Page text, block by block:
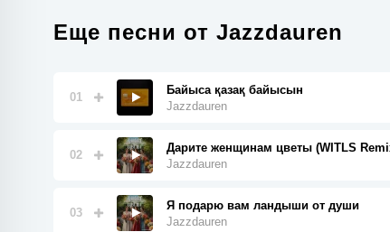
Еще песни от Jazzdauren
01
Байыса қазақ байысын
Jazzdauren
02
Дарите женщинам цветы (WITLS
Jazzdauren
03
Я подарю вам ландыши от души
Jazzdauren